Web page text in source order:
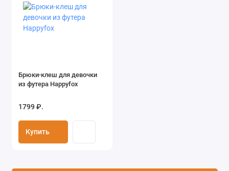
Брюки-клеш для девочки
из футера Happyfox
1799 ₽.
Купить